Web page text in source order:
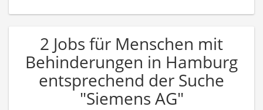
2 Jobs für Menschen mit
Behinderungen in Hamburg
entsprechend der Suche
"Siemens AG"